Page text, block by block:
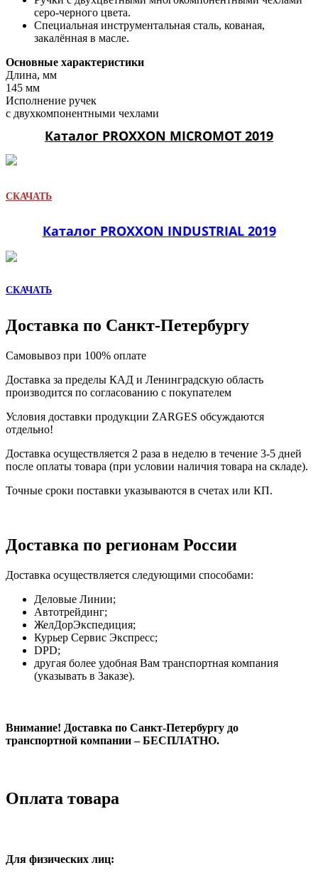
серо-черного цвета.
Специальная инструментальная сталь, кованая,
закалённая в масле.
Основные характеристики
Длина, мм
145 мм
Исполнение ручек
с двухкомпонентными чехлами
Каталог PROXXON MICROMOT 2019
СКАЧАТЬ
Каталог PROXXON INDUSTRIAL 2019
СКАЧАТЬ
Доставка по Санкт-Петербургу
Самовывоз при 100% оплате
Доставка за пределы КАД и Ленинградскую область
производится по согласованию с покупателем
Условия доставки продукции ZARGES обсуждаются
отдельно!
Доставка осуществляется 2 раза в неделю в течение 3-5 дней
после оплаты товара (при условии наличия товара на складе).
Точные сроки поставки указываются в счетах или КП.
Доставка по регионам России
Доставка осуществляется следующими способами:
Деловые Линии;
Автотрейдинг;
ЖелДорЭкспедиция;
Курьер Сервис Экспресс;
DPD;
другая более удобная Вам транспортная компания
(указывать в Заказе).
Внимание! Доставка по Санкт-Петербургу до
транспортной компании – БЕСПЛАТНО.
Оплата товара
Для физических лиц: